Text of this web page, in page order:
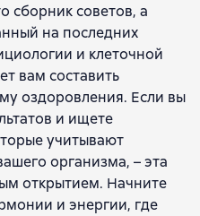
сборник советов, а
на последних
и клеточной
вам составить
оздоровления. Если вы
и ищете
учитывают
организма, – эта
открытием. Начните
и энергии, где